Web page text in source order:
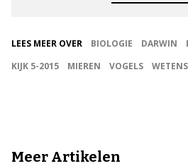
LEES MEER OVER BIOLOGIE DARWIN
KIJK 5-2015
MIEREN VOGELS
Meer Artikelen